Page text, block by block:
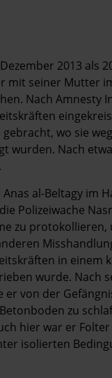
2013 als
mit seiner Mutter
Nach
wo sie
wurden. Nach
al-Beltagy im
Polizeiwache
zu
in einem
wurde. Nach
er von der
zu
hier war er
isolierten